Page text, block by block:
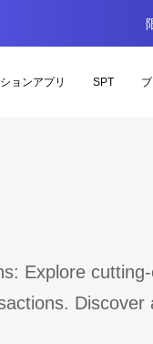
ョンアプリ SPT
Explore